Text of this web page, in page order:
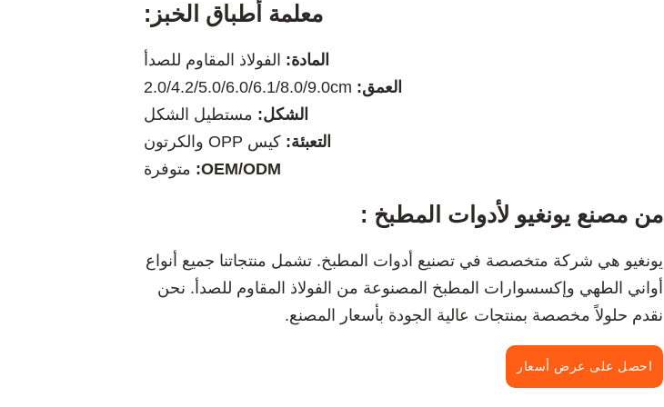
معلمة أطباق الخبز:
المادة: الفولاذ المقاوم للصدأ
العمق: 2.0/4.2/5.0/6.0/6.1/8.0/9.0cm
الشكل: مستطيل الشكل
التعبئة: كيس OPP والكرتون
OEM/ODM: متوفرة
من مصنع يونغيو لأدوات المطبخ :
يونغيو هي شركة متخصصة في تصنيع أدوات المطبخ. تشمل منتجاتنا جميع أنواع
أواني الطهي وإكسسوارات المطبخ المصنوعة من الفولاذ المقاوم للصدأ. نحن
نقدم حلولاً مخصصة بمنتجات عالية الجودة بأسعار المصنع.
احصل على عرض أسعار